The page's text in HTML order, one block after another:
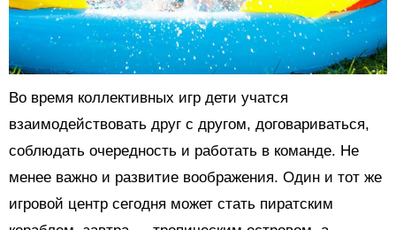
Во время коллективных игр дети учатся
взаимодействовать друг с другом, договариваться,
соблюдать очередность и работать в команде. Не
менее важно и развитие воображения. Один и тот же
игровой центр сегодня может стать пиратским